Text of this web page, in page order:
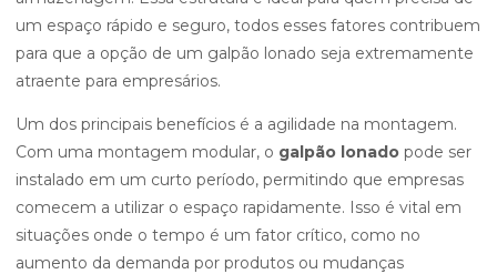
um espaço rápido e seguro, todos esses fatores contribuem
para que a opção de um galpão lonado seja extremamente
atraente para empresários.
Um dos principais benefícios é a agilidade na montagem.
Com uma montagem modular, o galpão lonado pode ser
instalado em um curto período, permitindo que empresas
comecem a utilizar o espaço rapidamente. Isso é vital em
situações onde o tempo é um fator crítico, como no
aumento da demanda por produtos ou mudanças